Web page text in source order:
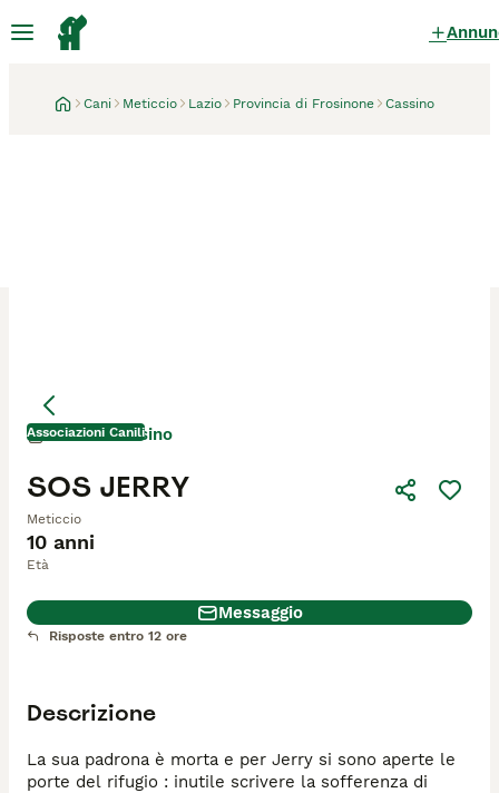
Cani Meticcio Lazio Provincia di Frosinone Cassino
Associazioni Canili
10 anni
Età
SOS JERRY
Meticcio
1 mese Cassino
Messaggio
Risposte entro 12 ore
Descrizione
La sua padrona è morta e per Jerry si sono aperte le
porte del rifugio : inutile scrivere la sofferenza di